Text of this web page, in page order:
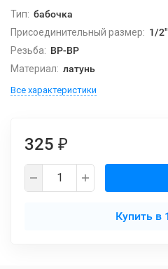
Тип: бабочка
Присоединительный размер: 1/2"
Резьба: ВР-ВР
Материал: латунь
Все характеристики
325 ₽
Купить в